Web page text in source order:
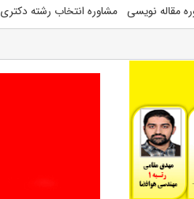
مقاله نویسی مشاوره انتخاب رشته دکتری